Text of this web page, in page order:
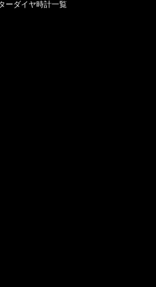
ーダイヤ時計一覧